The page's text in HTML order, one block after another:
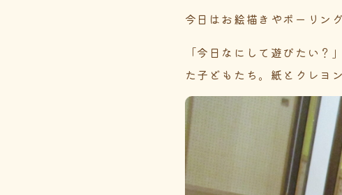
今日はお絵描きやボーリン
「今日なにして遊びたい
た子どもたち。紙とクレヨ